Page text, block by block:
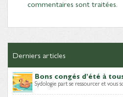
commentaires sont traitées.
Derniers articles
Bons congés d’été à
Sydologie part se ressourcer et vous